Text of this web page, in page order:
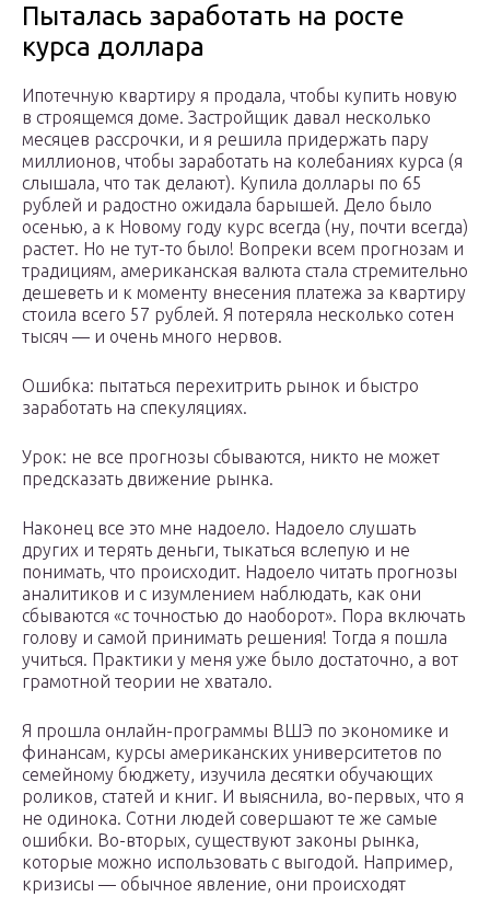
Пыталась заработать на росте
курса доллара
Ипотечную квартиру я продала, чтобы купить новую
в строящемся доме. Застройщик давал несколько
месяцев рассрочки, и я решила придержать пару
миллионов, чтобы заработать на колебаниях курса (я
слышала, что так делают). Купила доллары по 65
рублей и радостно ожидала барышей. Дело было
осенью, а к Новому году курс всегда (ну, почти всегда)
растет. Но не тут-то было! Вопреки всем прогнозам и
традициям, американская валюта стала стремительно
дешеветь и к моменту внесения платежа за квартиру
стоила всего 57 рублей. Я потеряла несколько сотен
тысяч — и очень много нервов.
Ошибка: пытаться перехитрить рынок и быстро
заработать на спекуляциях.
Урок: не все прогнозы сбываются, никто не может
предсказать движение рынка.
Наконец все это мне надоело. Надоело слушать
других и терять деньги, тыкаться вслепую и не
понимать, что происходит. Надоело читать прогнозы
аналитиков и с изумлением наблюдать, как они
сбываются «с точностью до наоборот». Пора включать
голову и самой принимать решения! Тогда я пошла
учиться. Практики у меня уже было достаточно, а вот
грамотной теории не хватало.
Я прошла онлайн-программы ВШЭ по экономике и
финансам, курсы американских университетов по
семейному бюджету, изучила десятки обучающих
роликов, статей и книг. И выяснила, во-первых, что я
не одинока. Сотни людей совершают те же самые
ошибки. Во-вторых, существуют законы рынка,
которые можно использовать с выгодой. Например,
кризисы — обычное явление, они происходят